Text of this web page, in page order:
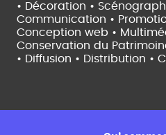
• Décoration •
Communication •
Conception web •
Conservation du
• Diffusion • Distribution •